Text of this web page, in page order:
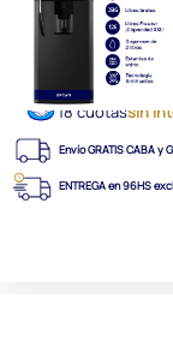
18 cuotassin
Envío GRATIS CABA y
ENTREGA en 96HS